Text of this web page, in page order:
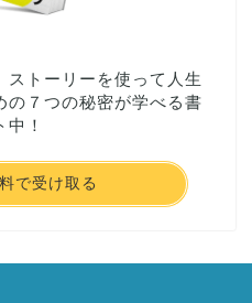
ストーリーを使って人生
の７つの秘密が学べる書
！
で受け取る